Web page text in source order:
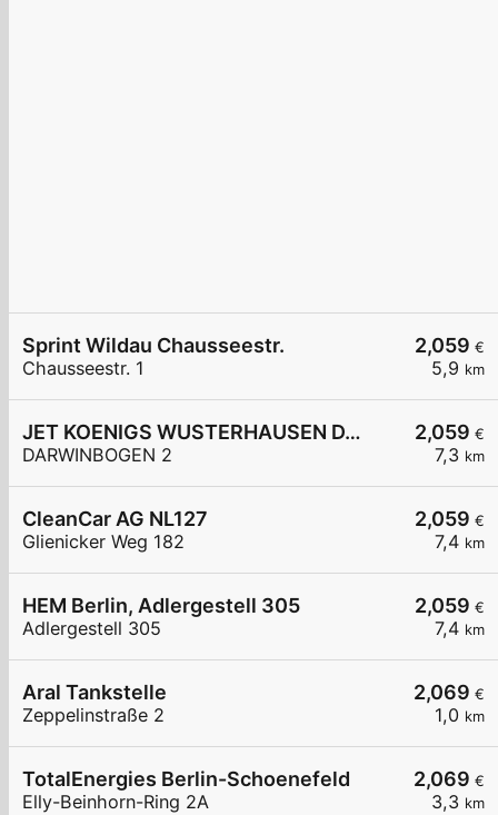
2,059 €
5,9 km
Sprint Wildau Chausseestr.
Chausseestr. 1
2,059 €
7,3 km
JET KOENIGS WUSTERHAUSEN DARWINBOGEN 2
DARWINBOGEN 2
2,059 €
7,4 km
CleanCar AG NL127
Glienicker Weg 182
2,059 €
7,4 km
HEM Berlin, Adlergestell 305
Adlergestell 305
2,069 €
1,0 km
Aral Tankstelle
Zeppelinstraße 2
2,069 €
3,3 km
TotalEnergies Berlin-Schoenefeld
Elly-Beinhorn-Ring 2A